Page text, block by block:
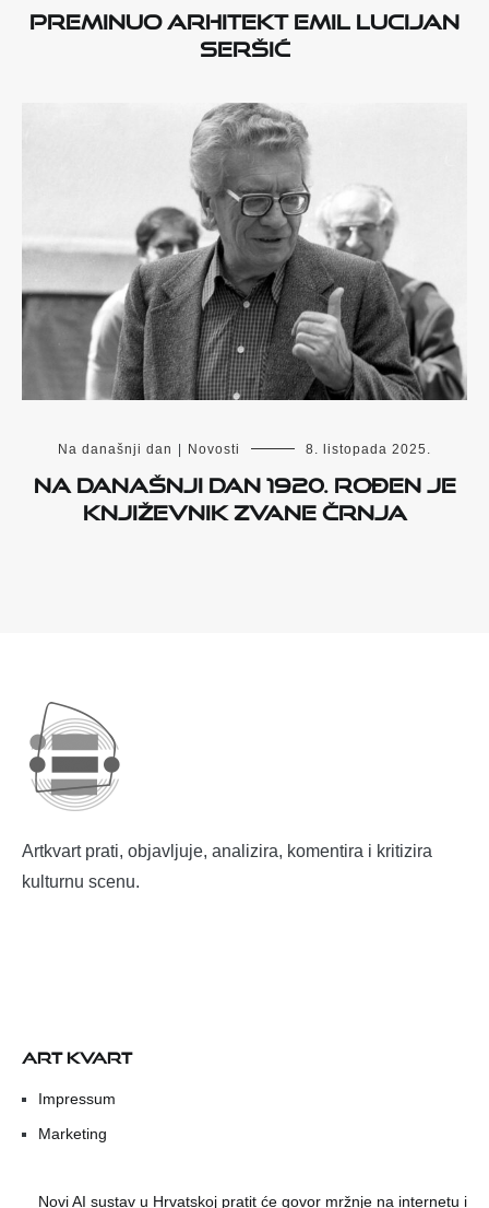
Preminuo arhitekt Emil Lucijan
Seršić
Na današnji dan Novosti 8. listopada 2025.
Na današnji dan 1920. rođen je
književnik Zvane Črnja
Artkvart prati, objavljuje, analizira, komentira i kritizira
kulturnu scenu.
ART KVART
Impressum
Marketing
Novi AI sustav u Hrvatskoj pratit će govor mržnje na internetu i